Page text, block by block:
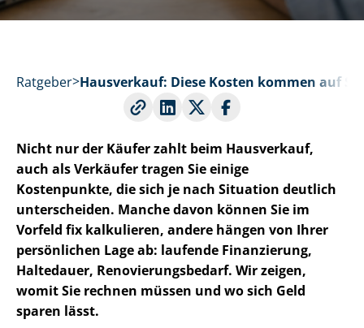
Ratgeber Hausverkauf: Diese Kosten kommen auf
Nicht nur der Käufer zahlt beim Hausverkauf,
auch als Verkäufer tragen Sie einige
Kostenpunkte, die sich je nach Situation deutlich
unterscheiden. Manche davon können Sie im
Vorfeld fix kalkulieren, andere hängen von Ihrer
persönlichen Lage ab: laufende Finanzierung,
Haltedauer, Re­no­vie­rungs­be­darf. Wir zeigen,
womit Sie rechnen müssen und wo sich Geld
sparen lässt.